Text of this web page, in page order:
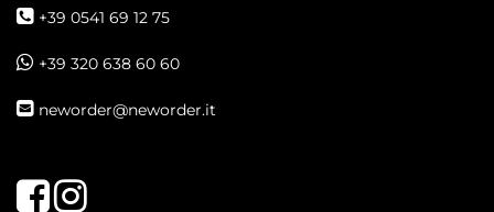
+39 0541 69 12 75
+39 320 638 60 60
neworder@neworder.it
FacebookInstagram